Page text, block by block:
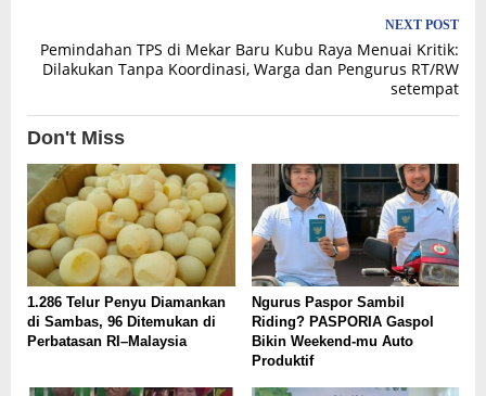
NEXT POST
Pemindahan TPS di Mekar Baru Kubu Raya Menuai Kritik:
Dilakukan Tanpa Koordinasi, Warga dan Pengurus RT/RW
setempat
Don't Miss
1.286 Telur Penyu Diamankan
di Sambas, 96 Ditemukan di
Perbatasan RI–Malaysia
Ngurus Paspor Sambil
Riding? PASPORIA Gaspol
Bikin Weekend-mu Auto
Produktif